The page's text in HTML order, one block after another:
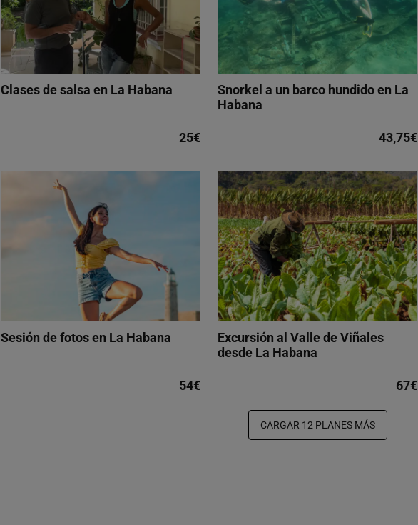
Clases de salsa en La Habana
25€
Snorkel a un barco hundido en La
Habana
43,75€
Sesión de fotos en La Habana
54€
Excursión al Valle de Viñales
desde La Habana
67€
CARGAR 12 PLANES MÁS